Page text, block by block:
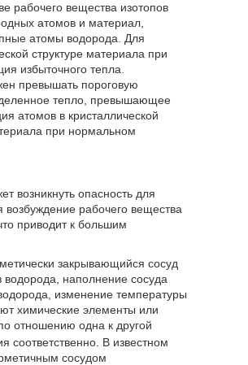
рабочего вещества изотопов
атомов и материал,
атомы водорода. Для
структуре материала при
избыточного тепла.
превышать пороговую
тепло, превышающее
атомов в кристаллической
при нормальном
возникнуть опасность для
рабочего вещества
приводит к большим
закрывающийся сосуд
водорода, наполнение сосуда
изменение температуры
химические элементы или
отношению одна к другой
В известном
сосудом